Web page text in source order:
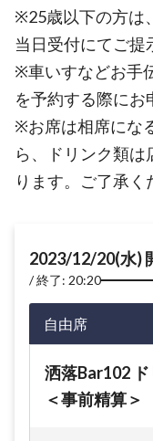
※25歳以下の方は
当日受付にてご提
※車いすなどお手
を予約する際にお
※お席は相席にな
ら、ドリンク類
ります。ご了承く
2023/12/20(水)
終了: 20:20
自由席
洒落Bar102
＜事前精算＞